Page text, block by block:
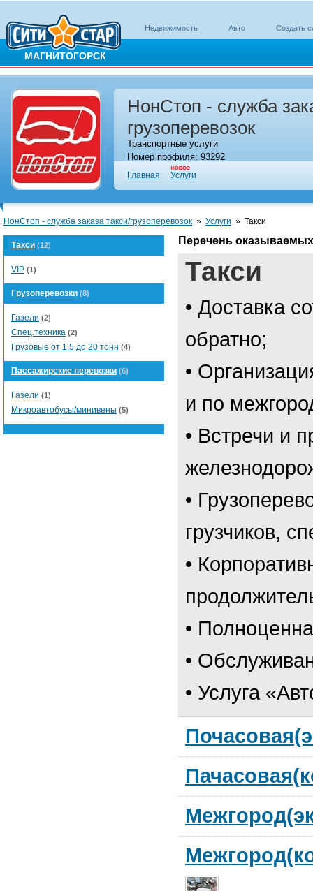
МАГНИТОГОРСК
Недвижимость Авто Создать
НонСтоп - служба
грузоперевозок
Транспортные услуги
Номер профиля: 93292
Главная Услуги
НонСтоп - служба заказа такси/грузоперевозок » Услуги » Такси
Такси (12)
VIP (1)
Грузоперевозки (8)
Газели (2)
Спец.техника (2)
Грузовые от 1,5 до 20 тонн (4)
Пассажирские перевозки (6)
Газели (1)
Микроавтобусы/минивены (5)
Перечень
Такси
• Доставка
обратно;
•
и по
• Встречи и
•
грузчиков,
•
•
•
• Услуга